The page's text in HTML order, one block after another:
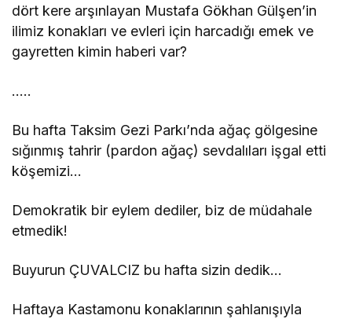
dört kere arşınlayan Mustafa Gökhan Gülşen’in
ilimiz konakları ve evleri için harcadığı emek ve
gayretten kimin haberi var?
…..
Bu hafta Taksim Gezi Parkı’nda ağaç gölgesine
sığınmış tahrir (pardon ağaç) sevdalıları işgal etti
köşemizi…
Demokratik bir eylem dediler, biz de müdahale
etmedik!
Buyurun ÇUVALCIZ bu hafta sizin dedik…
Haftaya Kastamonu konaklarının şahlanışıyla